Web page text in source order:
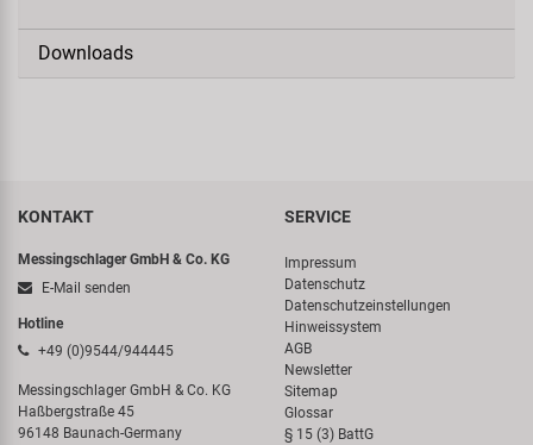
Downloads
KONTAKT
Messingschlager GmbH & Co. KG
E-Mail senden
Hotline
+49 (0)9544/944445
Messingschlager GmbH & Co. KG
Haßbergstraße 45
96148 Baunach-Germany
SERVICE
Impressum
Datenschutz
Datenschutzeinstellungen
Hinweissystem
AGB
Newsletter
Sitemap
Glossar
§ 15 (3) BattG